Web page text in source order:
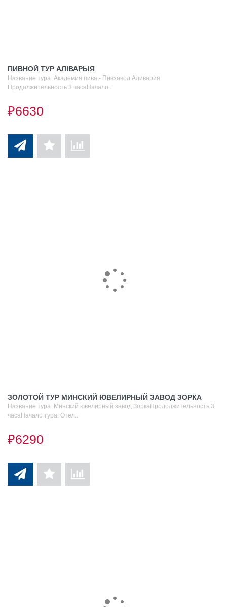
ПИВНОЙ ТУР АЛIВАРЫЯ
Название тура Академия пива - Пивзавод Аливария
Продолжительность 3 часаНачало..
₽6630
ЗОЛОТОЙ ТУР МИНСКИЙ ЮВЕЛИРНЫЙ ЗАВОД ЗОРКА
Название тура Минский ювелирный завод ЗоркаПродолжительность 3
часаНачало тура: Отел..
₽6290